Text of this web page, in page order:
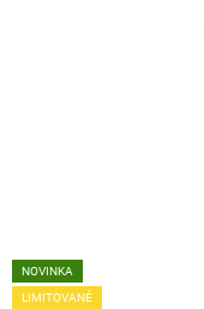
NOVINKA
LIMITOVANÉ